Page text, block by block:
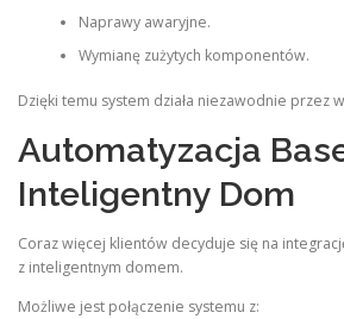
Naprawy awaryjne.
Wymianę zużytych komponentów.
Dzięki temu system działa niezawodnie przez
Automatyzacja
Inteligentny Dom
Coraz więcej klientów decyduje się na
z inteligentnym domem.
Możliwe jest połączenie systemu z: